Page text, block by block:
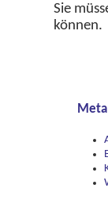
Sie
können.
Meta